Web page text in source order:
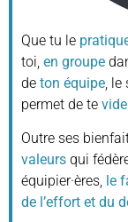
Que tu le
toi, en groupe
de ton équipe ,
permet de te
Outre ses
valeurs qui
équipier·ères, le
de l’effort et du